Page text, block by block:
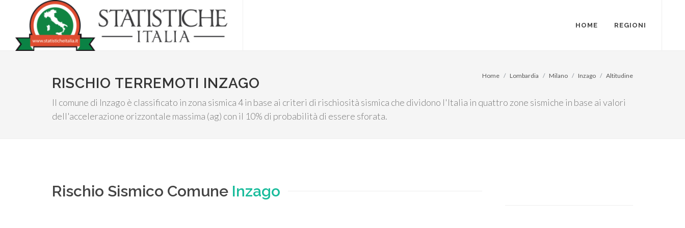
HOME REGIONI
RISCHIO TERREMOTI INZAGO
Il comune di Inzago è classificato in zona sismica 4 in base ai criteri di rischiosità sismica che dividono l'Italia in quattro zone sismiche in base ai valori
dell'accelerazione orizzontale massima (ag) con il 10% di probabilità di essere sforata.
Home Lombardia Milano Inzago Altitudine
Rischio Sismico Comune Inzago